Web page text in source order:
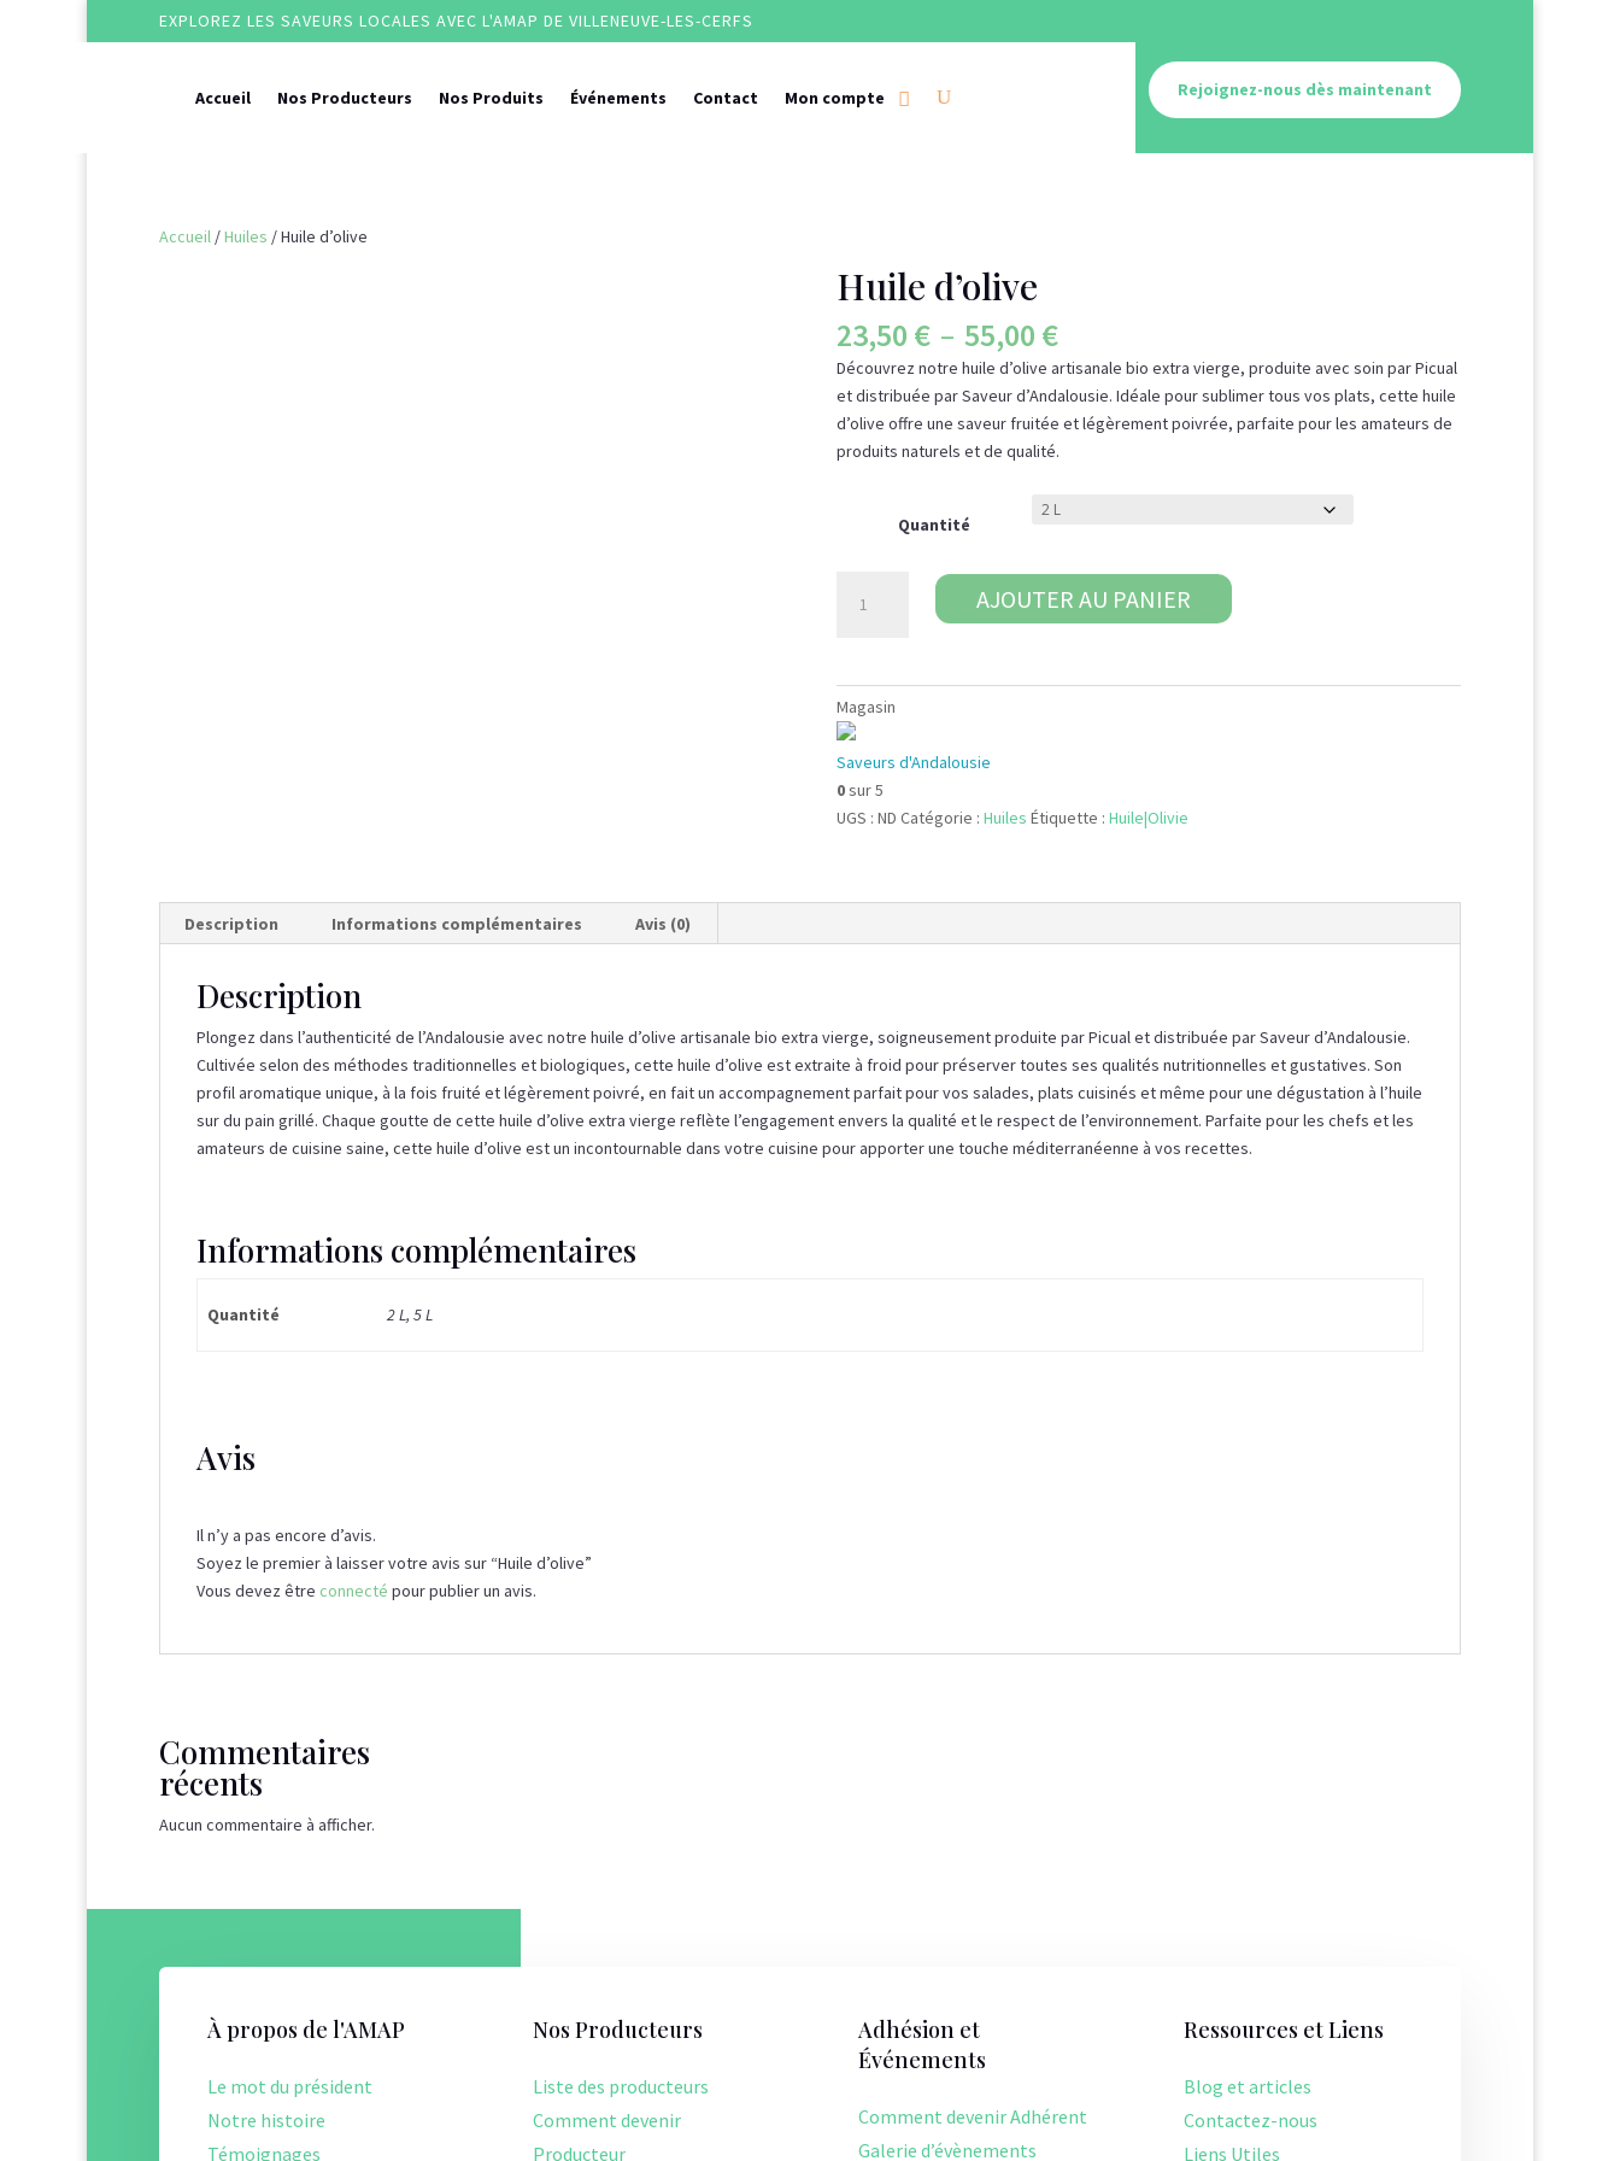
EXPLOREZ LES SAVEURS LOCALES AVEC L'AMAP DE VILLENEUVE-LES-CERFS
Accueil Nos Producteurs Nos Produits Événements Contact Mon compte Rejoignez-nous dès maintenant
Accueil /Huiles / Huile d’olive
Huile d’olive
23,50 € – 55,00 €Plage
de
prix :
23,50 €
à
Découvrez notre huile d’olive artisanale bio extra vierge, produite avec soin par Picual
et distribuée par Saveur d’Andalousie. Idéale pour sublimer tous vos plats, cette huile
d’olive offre une saveur fruitée et légèrement poivrée, parfaite pour les amateurs de
produits naturels et de qualité.
Quantité
AJOUTER AU PANIER
Magasin
Saveurs d'Andalousie
0sur 5
UGS : ND Catégorie : Huiles Étiquette : Huile|Olivie
Description Informations complémentaires Avis (0)
Description
Plongez dans l’authenticité de l’Andalousie avec notre huile d’olive artisanale bio extra vierge, soigneusement produite par Picual et distribuée par Saveur d’Andalousie.
Cultivée selon des méthodes traditionnelles et biologiques, cette huile d’olive est extraite à froid pour préserver toutes ses qualités nutritionnelles et gustatives. Son
profil aromatique unique, à la fois fruité et légèrement poivré, en fait un accompagnement parfait pour vos salades, plats cuisinés et même pour une dégustation à l’huile
sur du pain grillé. Chaque goutte de cette huile d’olive extra vierge reflète l’engagement envers la qualité et le respect de l’environnement. Parfaite pour les chefs et les
amateurs de cuisine saine, cette huile d’olive est un incontournable dans votre cuisine pour apporter une touche méditerranéenne à vos recettes.
Informations complémentaires
Quantité 2 L, 5 L
Avis
Il n’y a pas encore d’avis.
Soyez le premier à laisser votre avis sur “Huile d’olive”
Vous devez être connecté pour publier un avis.
Commentaires
récents
Aucun commentaire à afficher.
À propos de l'AMAP
Le mot du président
Notre histoire
Témoignages
Nos Producteurs
Liste des producteurs
Comment devenir
Producteur
Adhésion et
Événements
Comment devenir Adhérent
Galerie d’évènements
Ressources et Liens
Blog et articles
Contactez-nous
Liens Utiles